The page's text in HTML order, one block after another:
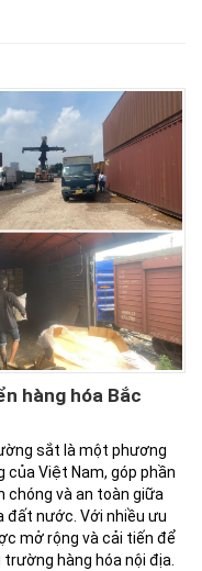
hàng hóa Bắc
sắt là một phương
Việt Nam, góp phần
chóng và an toàn giữa
đất nước. Với nhiều ưu
mở rộng và cải tiến để
hàng hóa nội địa.